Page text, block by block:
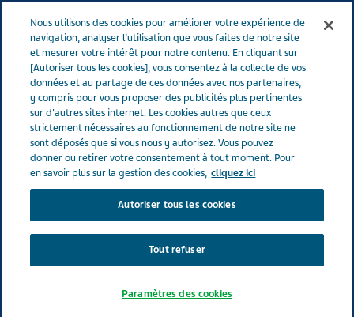
Menu
France Nos Produits
PERINDOPRIL TOSILATE-INDAPAMIDE
TEVA® 10 mg-2.5 mg (bte de 30)
PERINDOPRIL TOSILATE-
INDAPAMIDE TEVA® 10 mg-
2.5 mg (bte de 30)
PERINDOPRIL TOSILATE, INDAPAMIDE
Nous utilisons des cookies pour améliorer votre expérience de
navigation, analyser l’utilisation que vous faites de notre site
et mesurer votre intérêt pour notre contenu. En cliquant sur
[Autoriser tous les cookies], vous consentez à la collecte de vos
données et au partage de ces données avec nos partenaires,
y compris pour vous proposer des publicités plus pertinentes
sur d'autres sites internet. Les cookies autres que ceux
strictement nécessaires au fonctionnement de notre site ne
sont déposés que si vous nous y autorisez. Vous pouvez
donner ou retirer votre consentement à tout moment. Pour
en savoir plus sur la gestion des cookies, cliquez ici
Autoriser tous les cookies
Tout refuser
Paramètres des cookies